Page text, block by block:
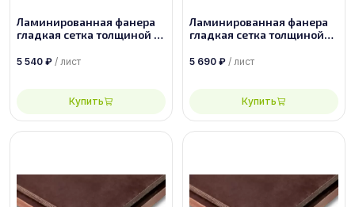
Ламинированная фанера
гладкая сетка толщиной 18
сорт 1/1
5 540 ₽ / лист
Купить
Ламинированная фанера
гладкая сетка толщиной
2500х1250, сорт 1/1
5 690 ₽ / лист
Купить